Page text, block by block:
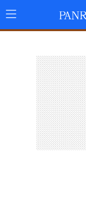
Menu
Principal